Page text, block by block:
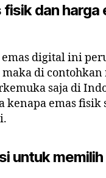
fisik dan harga
digital ini
maka di contohkan
saja di
kenapa emas fisik
untuk